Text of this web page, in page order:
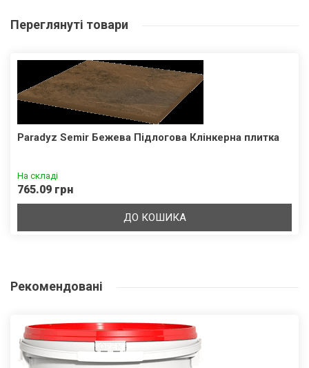
Переглянуті товари
Paradyz Semir Бежева Підлогова Клінкерна плитка
На складі
765.09 грн
ДО КОШИКА
Рекомендовані